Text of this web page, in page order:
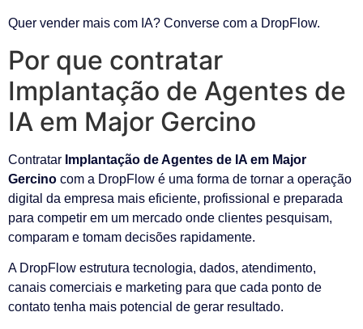
Quer vender mais com IA? Converse com a DropFlow.
Por que contratar
Implantação de Agentes de
IA em Major Gercino
Contratar Implantação de Agentes de IA em Major
Gercino com a DropFlow é uma forma de tornar a operação
digital da empresa mais eficiente, profissional e preparada
para competir em um mercado onde clientes pesquisam,
comparam e tomam decisões rapidamente.
A DropFlow estrutura tecnologia, dados, atendimento,
canais comerciais e marketing para que cada ponto de
contato tenha mais potencial de gerar resultado.